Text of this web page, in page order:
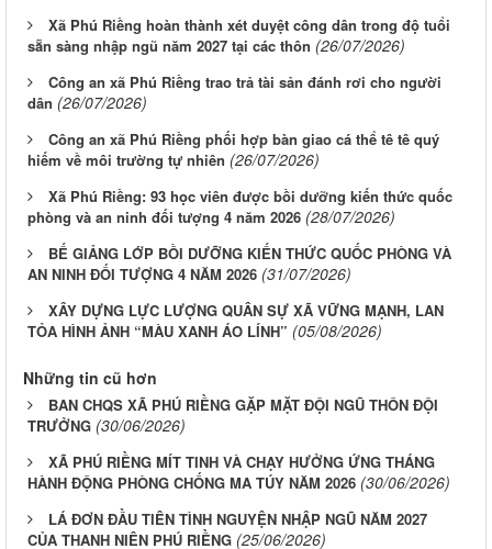
Xã Phú Riềng hoàn thành xét duyệt công dân trong độ tuổi
sẵn sàng nhập ngũ năm 2027 tại các thôn (26/07/2026)
Công an xã Phú Riềng trao trả tài sản đánh rơi cho người
dân (26/07/2026)
Công an xã Phú Riềng phối hợp bàn giao cá thể tê tê quý
hiếm về môi trường tự nhiên (26/07/2026)
Xã Phú Riềng: 93 học viên được bồi dưỡng kiến thức quốc
phòng và an ninh đối tượng 4 năm 2026 (28/07/2026)
BẾ GIẢNG LỚP BỒI DƯỠNG KIẾN THỨC QUỐC PHÒNG VÀ
AN NINH ĐỐI TƯỢNG 4 NĂM 2026 (31/07/2026)
XÂY DỰNG LỰC LƯỢNG QUÂN SỰ XÃ VỮNG MẠNH, LAN
TỎA HÌNH ẢNH “MÀU XANH ÁO LÍNH” (05/08/2026)
Những tin cũ hơn
BAN CHQS XÃ PHÚ RIỀNG GẶP MẶT ĐỘI NGŨ THÔN ĐỘI
TRƯỞNG (30/06/2026)
XÃ PHÚ RIỀNG MÍT TINH VÀ CHẠY HƯỞNG ỨNG THÁNG
HÀNH ĐỘNG PHÒNG CHỐNG MA TÚY NĂM 2026 (30/06/2026)
LÁ ĐƠN ĐẦU TIÊN TÌNH NGUYỆN NHẬP NGŨ NĂM 2027
CỦA THANH NIÊN PHÚ RIỀNG (25/06/2026)